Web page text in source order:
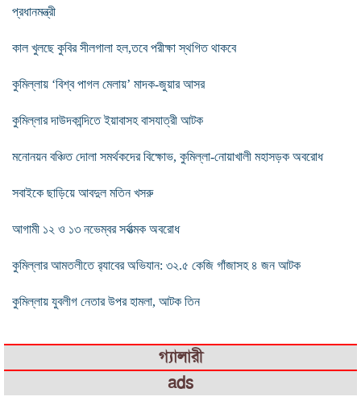
প্রধানমন্ত্রী
কাল খুলছে কুবির সীলগালা হল,তবে পরীক্ষা স্থগিত থাকবে
কুমিল্লায় ‘বিশ্ব পাগল মেলায়’ মাদক-জুয়ার আসর
কুমিল্লার দাউদকান্দিতে ইয়াবাসহ বাসযাত্রী আটক
মনোনয়ন বঞ্চিত দোলা সমর্থকদের বিক্ষোভ, কুমিল্লা-নোয়াখালী মহাসড়ক অবরোধ
সবাইকে ছাড়িয়ে আবদুল মতিন খসরু
আগামী ১২ ও ১৩ নভেম্বর সর্বাত্মক অবরোধ
কুমিল্লার আমতলীতে র‌্যাবের অভিযান: ৩২.৫ কেজি গাঁজাসহ ৪ জন আটক
কুমিল্লায় যুবলীগ নেতার উপর হামলা, আটক তিন
গ্যালারী
ads